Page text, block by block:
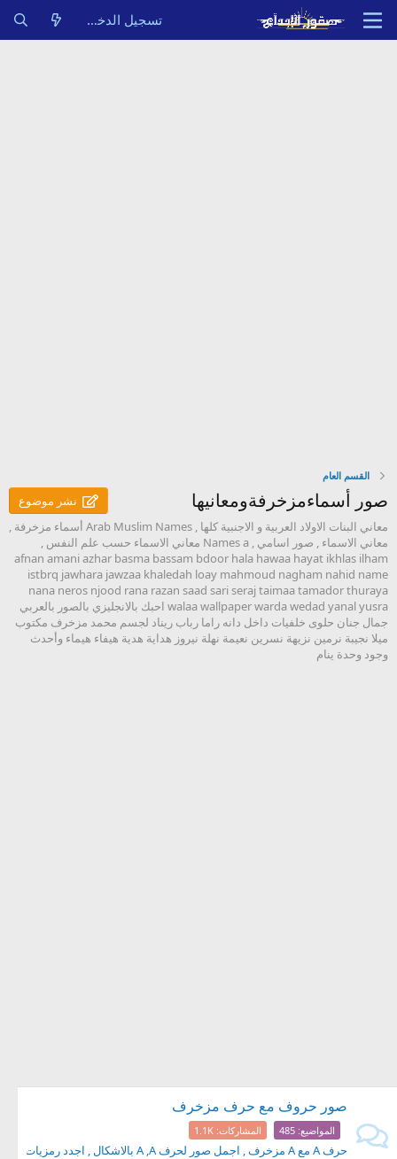
تسجيل الدخول
القسم العام
صور أسماءمزخرفةومعانيها
نشر موضوع
معاني البنات الاولاد العربية و الاجنبية كلها , Arab Muslim Names أسماء مزخرفة ,
معاني الاسماء , صور اسامي , Names a معاني الاسماء حسب علم النفس ,
afnan amani azhar basma bassam bdoor hala hawaa hayat ikhlas ilham
istbrq jawhara jawzaa khaledah loay mahmoud nagham nahid name
nana neros njood rana razan saad sari seraj taimaa tamador thuraya
walaa wallpaper warda wedad yanal yusra احبك بالانجليزي بالصور بالعربي
جمال جنان حلوى خلفيات داخل دانه راما رباب ريناد لجسم محمد مزخرف مكتوب
ميلا نجيبة نرمين نزيهة نسرين نعيمة نهلة نيروز هداية هدية هيفاء هيماء وأحدث
وجود وحدة ينام
صور حروف مع حرف مزخرف
المواضيع 485 المشاركات 1.1K
حرف A مع A مزخرف , اجمل صور لحرف A ,A بالاشكال , اجدد رمزيات لحرف Aو A للفيس